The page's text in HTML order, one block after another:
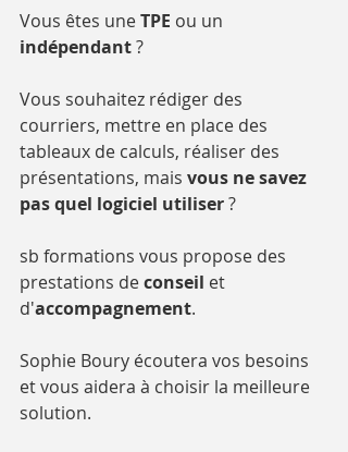
Vous êtes une TPE ou un
indépendant ?
Vous souhaitez rédiger des
courriers, mettre en place des
tableaux de calculs, réaliser des
présentations, mais vous ne savez
pas quel logiciel utiliser ?
sb formations vous propose des
prestations de conseil et
d'accompagnement.
Sophie Boury écoutera vos besoins
et vous aidera à choisir la meilleure
solution.